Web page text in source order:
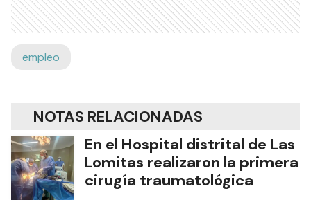
empleo
NOTAS RELACIONADAS
En el Hospital distrital de Las
Lomitas realizaron la primera
cirugía traumatológica